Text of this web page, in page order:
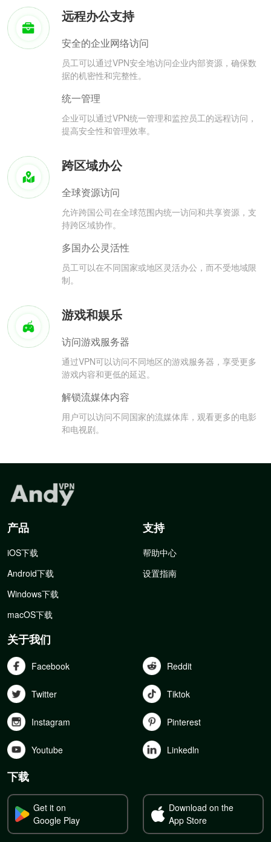
远程办公支持
安全的企业网络访问
员工可以通过VPN安全地访问企业内部资源，确保数
据的机密性和完整性。
统一管理
企业可以通过VPN统一管理和监控员工的远程访问，
提高安全性和管理效率。
跨区域办公
全球资源访问
允许跨国公司在全球范围内统一访问和共享资源，支
持跨区域协作。
多国办公灵活性
员工可以在不同国家或地区灵活办公，而不受地域限
制。
游戏和娱乐
访问游戏服务器
通过VPN可以访问不同地区的游戏服务器，享受更多
游戏内容和更低的延迟。
解锁流媒体内容
用户可以访问不同国家的流媒体库，观看更多的电影
和电视剧。
产品
iOS下载
Android下载
Windows下载
macOS下载
支持
帮助中心
设置指南
关于我们
Facebook Reddit
Twitter Tiktok
Instagram Pinterest
Youtube Linkedln
下载
Get it on
Google Play
Download on the
App Store